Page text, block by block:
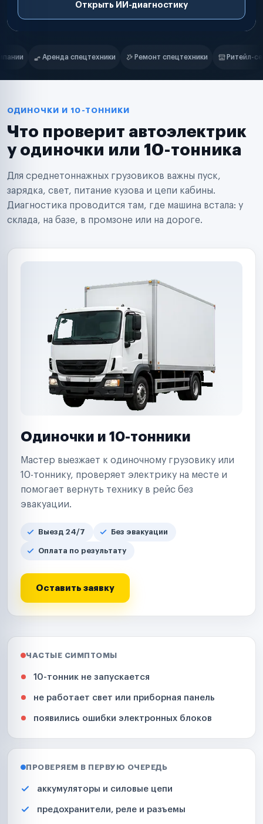
Открыть ИИ-диагностику
Нам доверяют
Ремонт спецтехники Ритейл-сети Управляющие компании
Маркетплейсы
Таксопарки
Автодилеры
Поставщики запчастей
Аренда спецтехники
Ремонт спецтехники
Ритейл-сети
Управляющие компании
Страховые компании
ОДИНОЧКИ И 10-ТОННИКИ
Что проверит автоэлектрик
у одиночки или 10-тонника
Для среднетоннажных грузовиков важны пуск,
зарядка, свет, питание кузова и цепи кабины.
Диагностика проводится там, где машина встала: у
склада, на базе, в промзоне или на дороге.
Одиночки и 10-тонники
Мастер выезжает к одиночному грузовику или
10-тоннику, проверяет электрику на месте и
помогает вернуть технику в рейс без
эвакуации.
Выезд 24/7 Без эвакуации
Оплата по результату
Оставить заявку
ЧАСТЫЕ СИМПТОМЫ
10-тонник не запускается
не работает свет или приборная панель
появились ошибки электронных блоков
ПРОВЕРЯЕМ В ПЕРВУЮ ОЧЕРЕДЬ
аккумуляторы и силовые цепи
предохранители, реле и разъемы